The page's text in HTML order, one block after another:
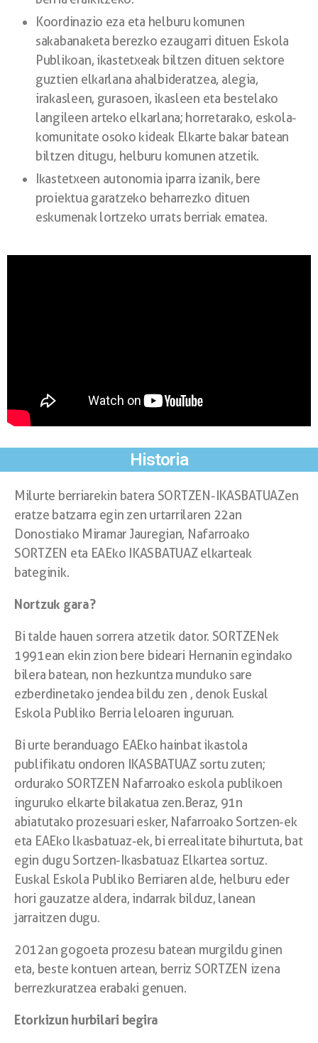
Koordinazio eza eta helburu komunen
sakabanaketa berezko ezaugarri dituen Eskola
Publikoan, ikastetxeak biltzen dituen sektore
guztien elkarlana ahalbideratzea, alegia,
irakasleen, gurasoen, ikasleen eta bestelako
langileen arteko elkarlana; horretarako, eskola-
komunitate osoko kideak Elkarte bakar batean
biltzen ditugu, helburu komunen atzetik.
Ikastetxeen autonomia iparra izanik, bere
proiektua garatzeko beharrezko dituen
eskumenak lortzeko urrats berriak ematea.
Historia
Milurte berriarekin batera SORTZEN-IKASBATUAZen
eratze batzarra egin zen urtarrilaren 22an
Donostiako Miramar Jauregian, Nafarroako
SORTZEN eta EAEko IKASBATUAZ elkarteak
bateginik.
Nortzuk gara?
Bi talde hauen sorrera atzetik dator. SORTZENek
1991ean ekin zion bere bideari Hernanin egindako
bilera batean, non hezkuntza munduko sare
ezberdinetako jendea bildu zen , denok Euskal
Eskola Publiko Berria leloaren inguruan.
Bi urte beranduago EAEko hainbat ikastola
publifikatu ondoren IKASBATUAZ sortu zuten;
ordurako SORTZEN Nafarroako eskola publikoen
inguruko elkarte bilakatua zen.Beraz, 91n
abiatutako prozesuari esker, Nafarroako Sortzen-ek
eta EAEko lkasbatuaz-ek, bi errealitate bihurtuta, bat
egin dugu Sortzen-Ikasbatuaz Elkartea sortuz.
Euskal Eskola Publiko Berriaren alde, helburu eder
hori gauzatze aldera, indarrak bilduz, lanean
jarraitzen dugu.
2012an gogoeta prozesu batean murgildu ginen
eta, beste kontuen artean, berriz SORTZEN izena
berrezkuratzea erabaki genuen.
Etorkizun hurbilari begira